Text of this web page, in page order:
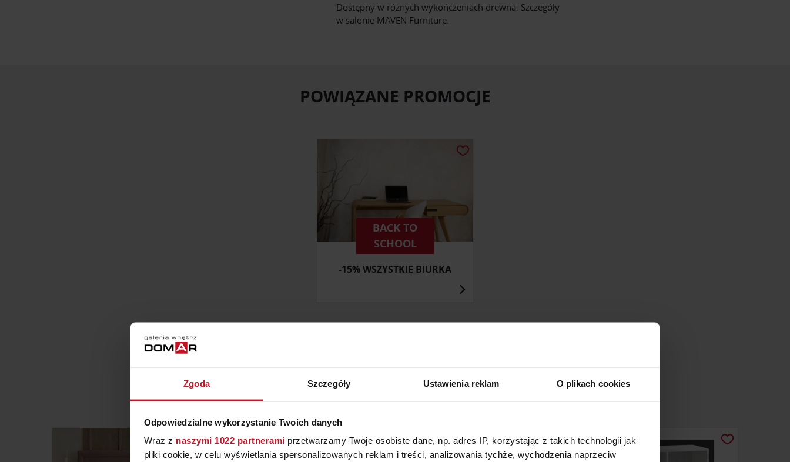
Zgoda Szczegóły Ustawienia reklam O plikach cookies
Odpowiedzialne wykorzystanie Twoich danych
Wraz z naszymi 1022 partnerami przetwarzamy Twoje osobiste dane, np. adres IP, korzystając z takich technologii jak
pliki cookie, w celu wyświetlania spersonalizowanych reklam i treści, analizowania tychże, wychodzenia naprzeciw
Dostępny w różnych wykończeniach drewna. Szczegóły
w salonie MAVEN Furniture.
POWIĄZANE PROMOCJE
BACK TO
SCHOOL
-15% WSZYSTKIE BIURKA
W KATEGORII: MEBLE, JADALNIA